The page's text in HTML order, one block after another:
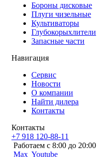
Бороны дисковые
Плуги чизельные
Культиваторы
Глубокорыхлители
Запасные части
Навигация
Сервис
Новости
О компании
Найти дилера
Контакты
Контакты
+7 918 120-88-11
Работаем c 8:00 до 20:00
Max Youtube